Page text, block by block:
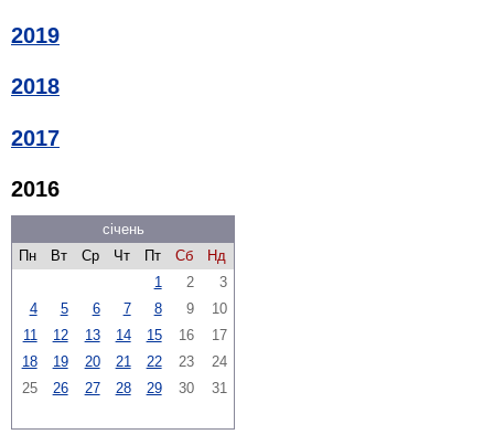
2019
2018
2017
2016
січень
Пн
Вт Ср Чт Пт Сб
Нд
1
2
3
4
5 6 7 8 9
10
11
12 13 14 15 16
17
18
19 20 21 22 23
24
25
26 27 28 29 30 31